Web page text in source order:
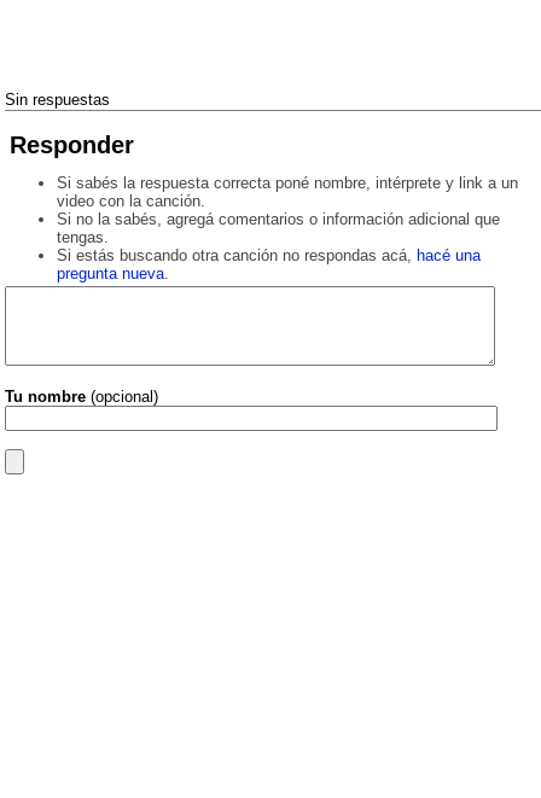
Sin respuestas
Responder
Si sabés la respuesta correcta poné nombre, intérprete y link a un
video con la canción.
Si no la sabés, agregá comentarios o información adicional que
tengas.
Si estás buscando otra canción no respondas acá, hacé una
pregunta nueva.
Tu nombre (opcional)